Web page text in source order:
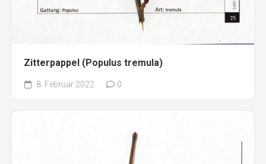
Zitterpappel (Populus tremula)
8. Februar 2022 0